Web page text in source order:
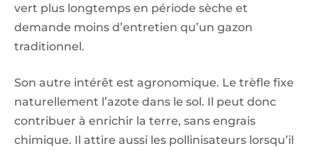
vert plus longtemps en période sèche et
demande moins d’entretien qu’un gazon
traditionnel.
Son autre intérêt est agronomique. Le trèfle fixe
naturellement l’azote dans le sol. Il peut donc
contribuer à enrichir la terre, sans engrais
chimique. Il attire aussi les pollinisateurs lorsqu’il